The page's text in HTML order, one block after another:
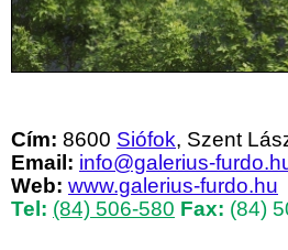
Cím: 8600 Siófok, Szent
Email: info@galerius-
Web: www.galerius-furdo.hu
Tel: (84) 506-580 Fax: (84)